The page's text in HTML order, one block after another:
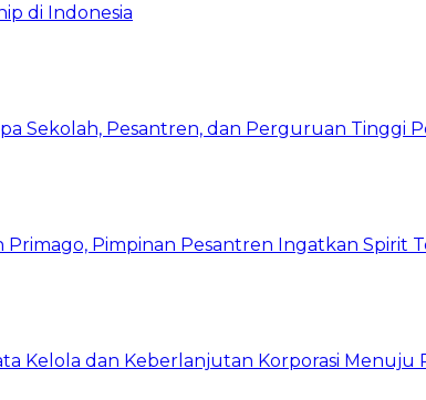
di Indonesia
Sekolah, Pesantren, dan Perguruan Tinggi
Pimpinan Pesantren Ingatkan Spirit
Kelola dan Keberlanjutan Korporasi Menuju